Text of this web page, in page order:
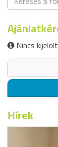
Nincs
Hírek